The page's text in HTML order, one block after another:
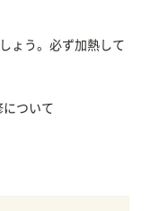
ょう。必ず加熱して
について